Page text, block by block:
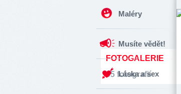
Maléry
Musíte vědět!
Láska a sex
FOTOGALERIE
65 fotografií